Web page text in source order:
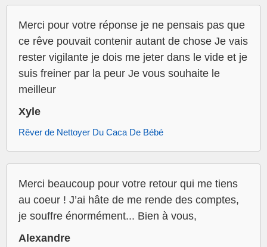
Merci pour votre réponse je ne pensais pas que
ce rêve pouvait contenir autant de chose Je vais
rester vigilante je dois me jeter dans le vide et je
suis freiner par la peur Je vous souhaite le
meilleur
Xyle
Rêver de Nettoyer Du Caca De Bébé
Merci beaucoup pour votre retour qui me tiens
au coeur ! J’ai hâte de me rende des comptes,
je souffre énormément... Bien à vous,
Alexandre